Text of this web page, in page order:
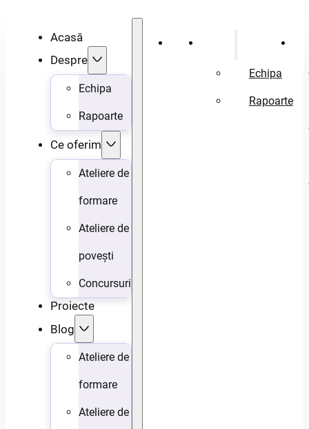
Acasă
Despre
Echipa
Rapoarte
Ce oferim
Ateliere de
formare
Ateliere de
povești
Concursuri
Proiecte
Blog
Ateliere de
formare
Ateliere de
Acasă
Echipa
Rapoarte